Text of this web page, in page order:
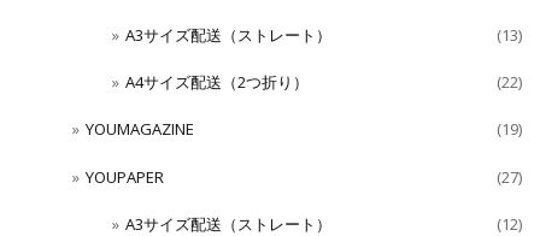
A3サイズ配送（ストレート） (13)
A4サイズ配送（2つ折り） (22)
YOUMAGAZINE (19)
YOUPAPER (27)
A3サイズ配送（ストレート） (12)